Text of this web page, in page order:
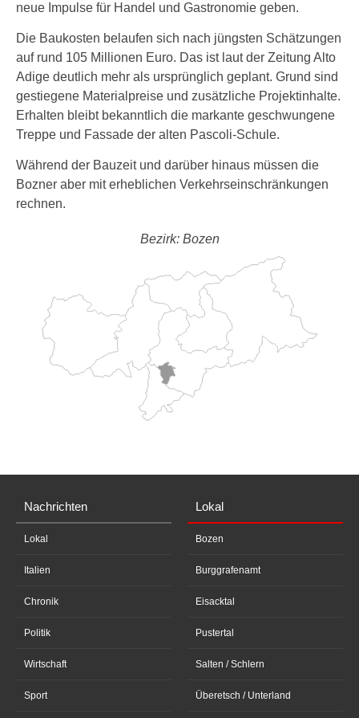
neue Impulse für Handel und Gastronomie geben.
Die Baukosten belaufen sich nach jüngsten Schätzungen
auf rund 105 Millionen Euro. Das ist laut der Zeitung Alto
Adige deutlich mehr als ursprünglich geplant. Grund sind
gestiegene Materialpreise und zusätzliche Projektinhalte.
Erhalten bleibt bekanntlich die markante geschwungene
Treppe und Fassade der alten Pascoli-Schule.
Während der Bauzeit und darüber hinaus müssen die
Bozner aber mit erheblichen Verkehrseinschränkungen
rechnen.
Bezirk: Bozen
Nachrichten
Lokal
Italien
Chronik
Politik
Wirtschaft
Sport
Lokal
Bozen
Burggrafenamt
Eisacktal
Pustertal
Salten / Schlern
Überetsch / Unterland